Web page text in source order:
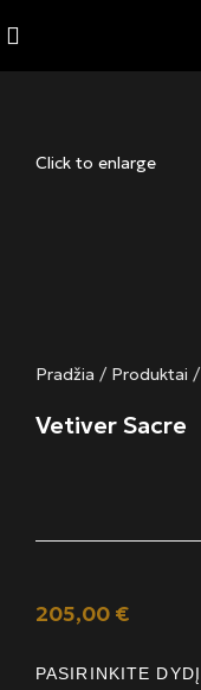
Click to enlarge
Pradžia / Produktai /
Vetiver Sacre
205,00 €
PASIRINKITE DYDĮ